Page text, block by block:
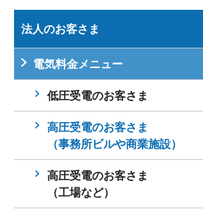
法人のお客さま
電気料金メニュー
低圧受電のお客さま
高圧受電のお客さま
（事務所ビルや商業施設）
高圧受電のお客さま
（工場など）